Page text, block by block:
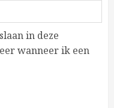
in deze
wanneer ik een